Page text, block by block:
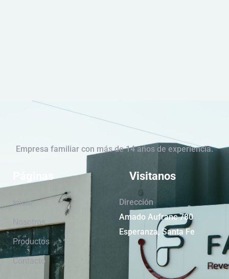
Empresa familiar con más de 14 años de experiencia.
Páginas
Inicio
Nosotros
Productos
Contacto
Visitanos
Dirección
Amado Aufranc 780
Esperanza, Santa Fe